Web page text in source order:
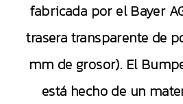
fabricada por el Bayer
trasera transparente de
mm de grosor). El
está hecho de un